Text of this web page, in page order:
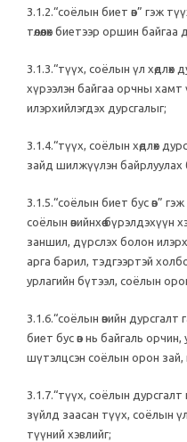
3.1.2.“соёлын биет өв” гэж
төлөөлөх биетээр оршин байгаа
3.1.3.“түүх, соёлын үл хөдлөх
хүрээлэн байгаа орчны хамт
илэрхийлэгдэх дурсгалыг;
3.1.4.“түүх, соёлын хөдлөх
зайд шилжүүлэн
3.1.5.“соёлын биет бус өв”
соёлын өвийнхөө бүрэлдэхүүн
заншил, дүрслэх болон
арга барил, тэдгээртэй
урлагийн бүтээл, соёлын
3.1.6.“соёлын өвийн
биет бус өв нь байгаль
шүтэлцсэн соёлын орон зай,
3.1.7.“түүх, соёлын дурсгалт
зүйлд заасан түүх, соёлын үл
түүний хэвлийг;